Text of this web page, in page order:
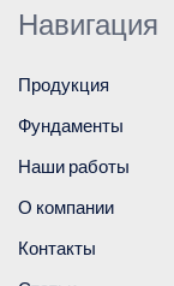
Навигация
Продукция
Фундаменты
Наши работы
О компании
Контакты